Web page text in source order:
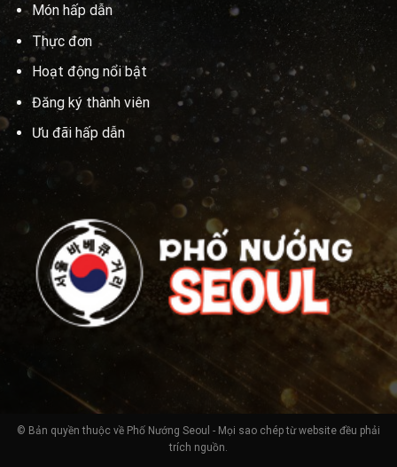
Món hấp dẫn
Thực đơn
Hoạt động nổi bật
Đăng ký thành viên
Ưu đãi hấp dẫn
© Bản quyền thuộc về Phố Nướng Seoul - Mọi sao chép từ website đều phải
trích nguồn.